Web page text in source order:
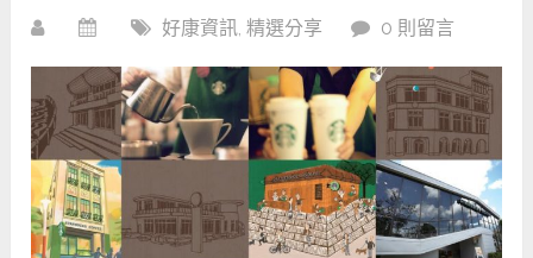
好康資訊,精選分享 0 則留言